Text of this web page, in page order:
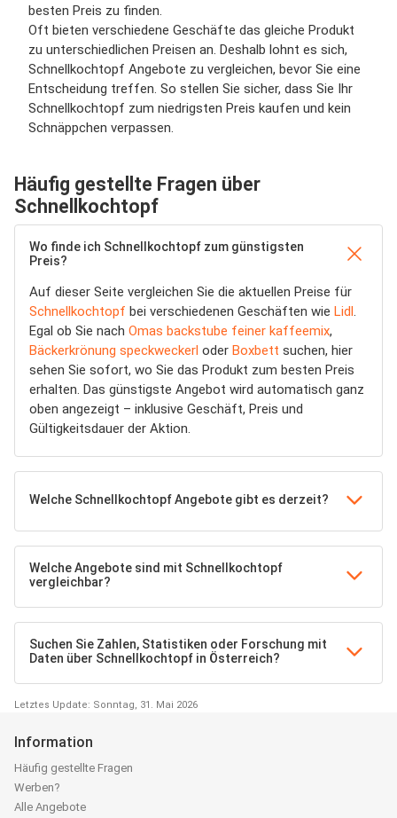
besten Preis zu finden.
Oft bieten verschiedene Geschäfte das gleiche Produkt
zu unterschiedlichen Preisen an. Deshalb lohnt es sich,
Schnellkochtopf Angebote zu vergleichen, bevor Sie eine
Entscheidung treffen. So stellen Sie sicher, dass Sie Ihr
Schnellkochtopf zum niedrigsten Preis kaufen und kein
Schnäppchen verpassen.
Häufig gestellte Fragen über
Schnellkochtopf
Wo finde ich Schnellkochtopf zum günstigsten
Preis?
Auf dieser Seite vergleichen Sie die aktuellen Preise für
Schnellkochtopf bei verschiedenen Geschäften wie Lidl
Egal ob Sie nach Omas backstube feiner kaffeemix,
Bäckerkrönung speckweckerl oder Boxbett suchen, hier
sehen Sie sofort, wo Sie das Produkt zum besten Preis
erhalten. Das günstigste Angebot wird automatisch ganz
oben angezeigt – inklusive Geschäft, Preis und
Gültigkeitsdauer der Aktion.
Welche Schnellkochtopf Angebote gibt es derzeit?
Welche Angebote sind mit Schnellkochtopf
vergleichbar?
Suchen Sie Zahlen, Statistiken oder Forschung mit
Daten über Schnellkochtopf in Österreich?
Letztes Update: Sonntag, 31. Mai 2026
Information
Häufig gestellte Fragen
Werben?
Alle Angebote